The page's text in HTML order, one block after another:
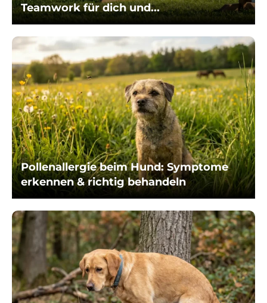
Teamwork für dich und...
Pollenallergie beim Hund: Symptome
erkennen & richtig behandeln